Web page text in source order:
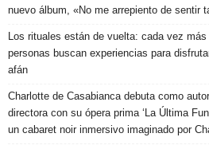
nuevo álbum, «No me arrepiento de sentir
Los rituales están de vuelta: cada vez más
personas buscan experiencias para
afán
Charlotte de Casabianca debuta como
directora con su ópera prima ‘La Última
un cabaret noir inmersivo imaginado por